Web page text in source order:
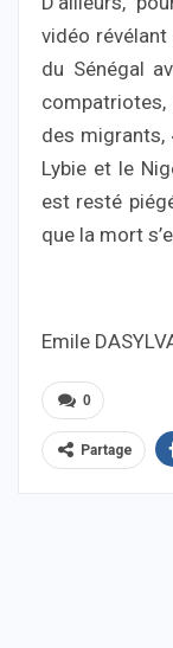
vidéo révélant
du Sénégal
compatriotes,
des migrants,
Lybie et le
est resté
que la mort
Emile
0
Partage